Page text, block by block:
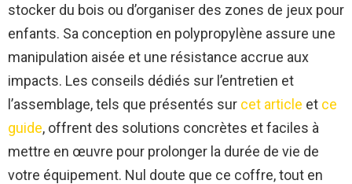
stocker du bois ou d’organiser des zones de jeux pour
enfants. Sa conception en polypropylène assure une
manipulation aisée et une résistance accrue aux
impacts. Les conseils dédiés sur l’entretien et
l’assemblage, tels que présentés sur cet article et ce
guide, offrent des solutions concrètes et faciles à
mettre en œuvre pour prolonger la durée de vie de
votre équipement. Nul doute que ce coffre, tout en